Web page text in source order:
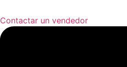
Contactar un vendedor